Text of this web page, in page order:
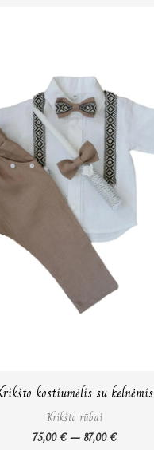
kostiumėlis su kelnėmis
Krikšto rūbai
75,00€ – 87,00€